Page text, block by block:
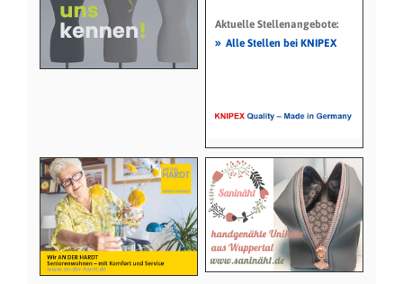
Aktuelle Stellenangebote:
» Alle Stellen bei KNIPEX